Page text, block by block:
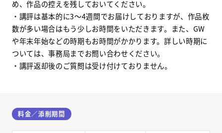
め、作品の控えを残しておいてください。
・講評は基本的に3～4週間でお届けしておりますが、作品枚
数が多い場合はもう少しお時間をいただきます。また、GW
や年末年始などの時期もお時間がかかります。詳しい時期に
ついては、事務局までお問い合わせください。
・講評返却後のご質問は受け付けておりません。
料金／添削期間